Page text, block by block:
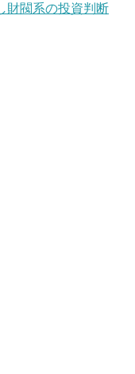
財閥系の投資判断